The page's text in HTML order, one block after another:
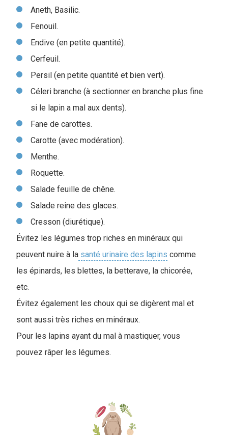
Aneth, Basilic.
Fenouil.
Endive (en petite quantité).
Cerfeuil.
Persil (en petite quantité et bien vert).
Céleri branche (à sectionner en branche plus fine
si le lapin a mal aux dents).
Fane de carottes.
Carotte (avec modération).
Menthe.
Roquette.
Salade feuille de chêne.
Salade reine des glaces.
Cresson (diurétique).
Évitez les légumes trop riches en minéraux qui
peuvent nuire à la santé urinaire des lapins comme
les épinards, les blettes, la betterave, la chicorée,
etc.
Évitez également les choux qui se digèrent mal et
sont aussi très riches en minéraux.
Pour les lapins ayant du mal à mastiquer, vous
pouvez râper les légumes.